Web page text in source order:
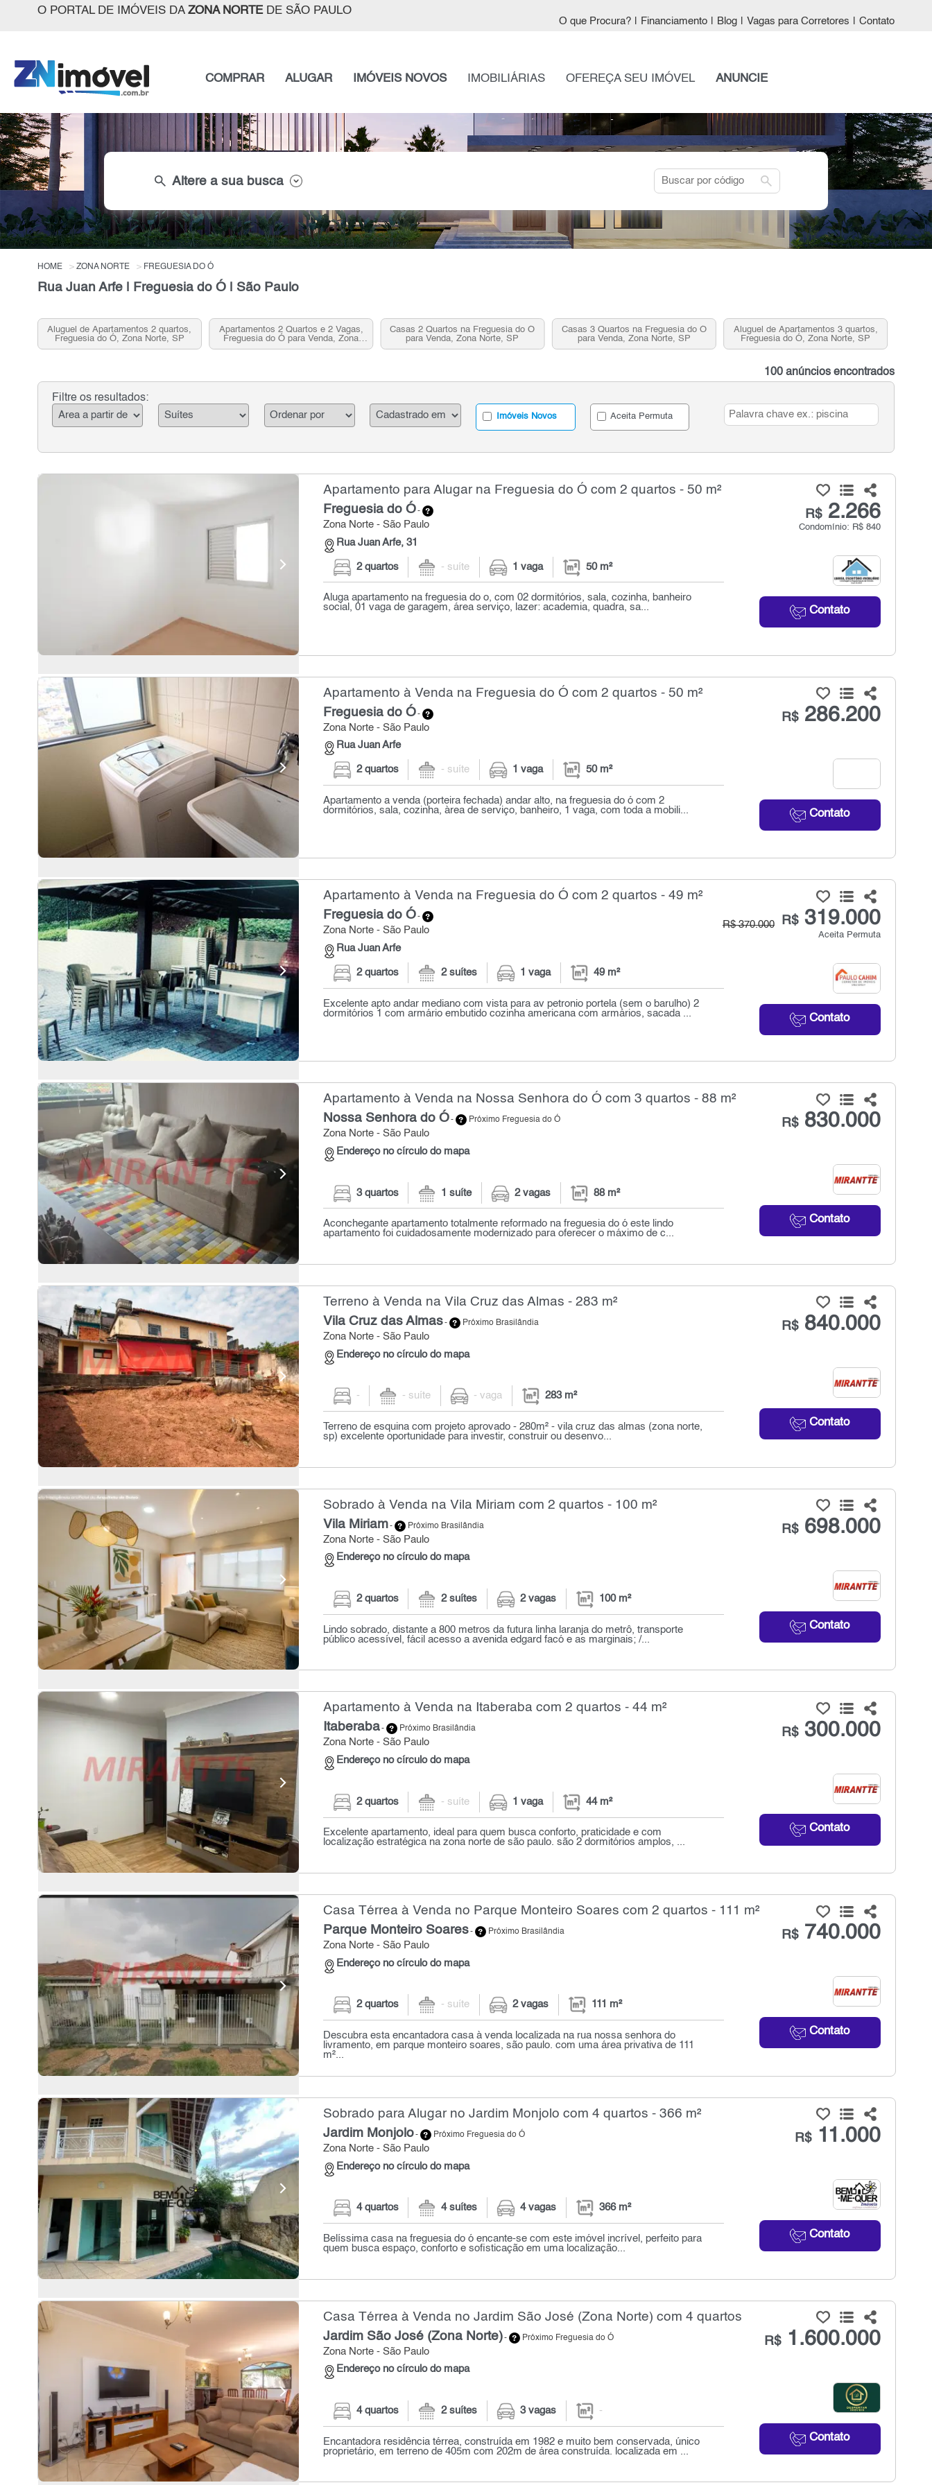
O PORTAL DE IMÓVEIS DA ZONA NORTEDE SÃO PAULO
O que Procura? Financiamento Blog Vagas para Corretores Contato
COMPRAR ALUGAR IMÓVEIS NOVOS IMOBILIÁRIAS OFEREÇA SEU IMÓVEL ANUNCIE
search Altere a sua busca search
HOME ZONA NORTE FREGUESIA DO Ó
Rua Juan Arfe | Freguesia do Ó | São Paulo
Aluguel de Apartamentos 2 quartos,
Freguesia do Ó, Zona Norte, SP
Apartamentos 2 Quartos e 2 Vagas,
Freguesia do Ó para Venda, Zona
Norte, SP
Casas 2 Quartos na Freguesia do Ó
para Venda, Zona Norte, SP
Casas 3 Quartos na Freguesia do Ó
para Venda, Zona Norte, SP
Aluguel de Apartamentos 3 quartos,
Freguesia do Ó, Zona Norte, SP
100 anúncios encontrados
Filtre os resultados:
Imóveis Novos Aceita Permuta
Apartamento para Alugar na Freguesia do Ó com 2 quartos - 50 m²
Freguesia do Ó-
Zona Norte - São Paulo
Rua Juan Arfe, 31
R$2.266
Condomínio: R$ 840
Contato
2 quartos - suíte 1 vaga 50 m²
Aluga apartamento na freguesia do o, com 02 dormitórios, sala, cozinha, banheiro
social, 01 vaga de garagem, área serviço, lazer: academia, quadra, sa...
Apartamento à Venda na Freguesia do Ó com 2 quartos - 50 m²
Freguesia do Ó-
Zona Norte - São Paulo
Rua Juan Arfe
R$286.200
Contato
2 quartos - suíte 1 vaga 50 m²
Apartamento a venda (porteira fechada) andar alto, na freguesia do ó com 2
dormitórios, sala, cozinha, àrea de serviço, banheiro, 1 vaga, com toda a mobili...
Apartamento à Venda na Freguesia do Ó com 2 quartos - 49 m²
Freguesia do Ó-
Zona Norte - São Paulo
Rua Juan Arfe
R$319.000
R$ 370.000
Aceita Permuta
Contato
2 quartos 2 suítes 1 vaga 49 m²
Excelente apto andar mediano com vista para av petronio portela (sem o barulho) 2
dormitórios 1 com armário embutido cozinha americana com armários, sacada ...
Apartamento à Venda na Nossa Senhora do Ó com 3 quartos - 88 m²
Nossa Senhora do Ó- Próximo Freguesia do Ó
Zona Norte - São Paulo
Endereço no círculo do mapa
R$830.000
Contato
3 quartos 1 suíte 2 vagas 88 m²
Aconchegante apartamento totalmente reformado na freguesia do ó este lindo
apartamento foi cuidadosamente modernizado para oferecer o máximo de c...
Terreno à Venda na Vila Cruz das Almas - 283 m²
Vila Cruz das Almas- Próximo Brasilândia
Zona Norte - São Paulo
Endereço no círculo do mapa
R$840.000
Contato
- - suíte - vaga 283 m²
Terreno de esquina com projeto aprovado - 280m² - vila cruz das almas (zona norte,
sp) excelente oportunidade para investir, construir ou desenvo...
Sobrado à Venda na Vila Miriam com 2 quartos - 100 m²
Vila Miriam- Próximo Brasilândia
Zona Norte - São Paulo
Endereço no círculo do mapa
R$698.000
Contato
2 quartos 2 suítes 2 vagas 100 m²
Lindo sobrado, distante a 800 metros da futura linha laranja do metrô, transporte
público acessível, fácil acesso a avenida edgard facó e as marginais; /...
Apartamento à Venda na Itaberaba com 2 quartos - 44 m²
Itaberaba- Próximo Brasilândia
Zona Norte - São Paulo
Endereço no círculo do mapa
R$300.000
Contato
2 quartos - suíte 1 vaga 44 m²
Excelente apartamento, ideal para quem busca conforto, praticidade e com
localização estratégica na zona norte de são paulo. são 2 dormitórios amplos, ...
Casa Térrea à Venda no Parque Monteiro Soares com 2 quartos - 111 m²
Parque Monteiro Soares- Próximo Brasilândia
Zona Norte - São Paulo
Endereço no círculo do mapa
R$740.000
Contato
2 quartos - suíte 2 vagas 111 m²
Descubra esta encantadora casa à venda localizada na rua nossa senhora do
livramento, em parque monteiro soares, são paulo. com uma área privativa de 111
m²...
Sobrado para Alugar no Jardim Monjolo com 4 quartos - 366 m²
Jardim Monjolo- Próximo Freguesia do Ó
Zona Norte - São Paulo
Endereço no círculo do mapa
R$11.000
Contato
4 quartos 4 suítes 4 vagas 366 m²
Belíssima casa na freguesia do ó encante-se com este imóvel incrível, perfeito para
quem busca espaço, conforto e sofisticação em uma localização...
Casa Térrea à Venda no Jardim São José (Zona Norte) com 4 quartos
Jardim São José (Zona Norte)- Próximo Freguesia do Ó
Zona Norte - São Paulo
Endereço no círculo do mapa
R$1.600.000
Contato
4 quartos 2 suítes 3 vagas -
Encantadora residência térrea, construída em 1982 e muito bem conservada, único
proprietário, em terreno de 405m com 202m de área construída. localizada em ...